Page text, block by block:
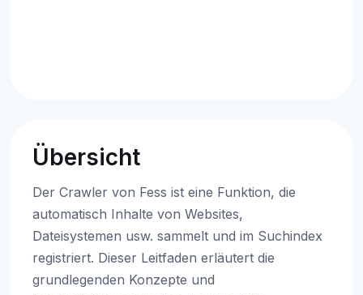
Übersicht
Der Crawler von Fess ist eine Funktion, die
automatisch Inhalte von Websites,
Dateisystemen usw. sammelt und im Suchindex
registriert. Dieser Leitfaden erläutert die
grundlegenden Konzepte und